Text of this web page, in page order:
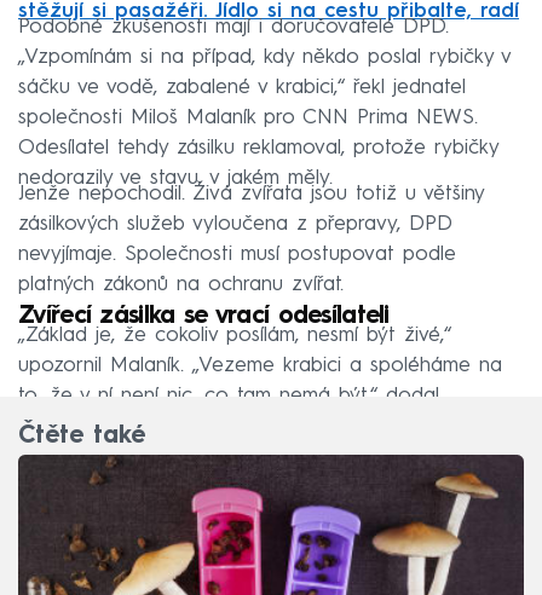
stěžují si pasažéři. Jídlo si na cestu přibalte, radí
Podobné zkušenosti mají i doručovatelé DPD.
„Vzpomínám si na případ, kdy někdo poslal rybičky v
sáčku ve vodě, zabalené v krabici,“ řekl jednatel
společnosti Miloš Malaník pro CNN Prima NEWS.
Odesílatel tehdy zásilku reklamoval, protože rybičky
nedorazily ve stavu, v jakém měly.
Jenže nepochodil. Živá zvířata jsou totiž u většiny
zásilkových služeb vyloučena z přepravy, DPD
nevyjímaje. Společnosti musí postupovat podle
platných zákonů na ochranu zvířat.
Zvířecí zásilka se vrací odesílateli
„Základ je, že cokoliv posílám, nesmí být živé,“
upozornil Malaník. „Vezeme krabici a spoléháme na
to, že v ní není nic, co tam nemá být,“ dodal.
Čtěte také